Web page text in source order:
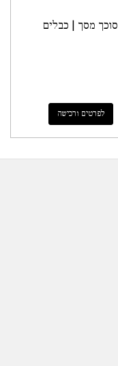
סוכך מסך | כבלים
לפרטים ורכישה